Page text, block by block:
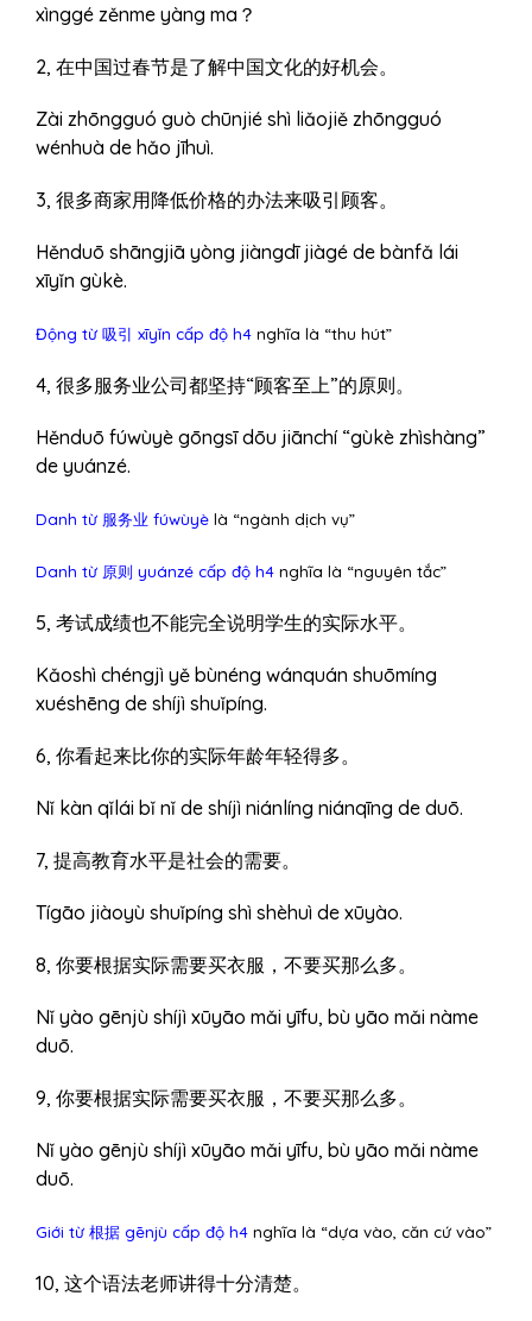
xìnggé zěnme yàng ma？
2, 在中国过春节是了解中国文化的好机会。
Zài zhōngguó guò chūnjié shì liǎojiě zhōngguó
wénhuà de hǎo jīhuì.
3, 很多商家用降低价格的办法来吸引顾客。
Hěnduō shāngjiā yòng jiàngdī jiàgé de bànfǎ lái
xīyǐn gùkè.
Động từ 吸引 xīyǐn cấp độ h4 nghĩa là “thu hút”
4, 很多服务业公司都坚持“顾客至上”的原则。
Hěnduō fúwùyè gōngsī dōu jiānchí “gùkè zhìshàng”
de yuánzé.
Danh từ 服务业 fúwùyè là “ngành dịch vụ”
Danh từ 原则 yuánzé cấp độ h4 nghĩa là “nguyên tắc”
5, 考试成绩也不能完全说明学生的实际水平。
Kǎoshì chéngjì yě bùnéng wánquán shuōmíng
xuéshēng de shíjì shuǐpíng.
6, 你看起来比你的实际年龄年轻得多。
Nǐ kàn qǐlái bǐ nǐ de shíjì niánlíng niánqīng de duō.
7, 提高教育水平是社会的需要。
Tígāo jiàoyù shuǐpíng shì shèhuì de xūyào.
8, 你要根据实际需要买衣服，不要买那么多。
Nǐ yào gēnjù shíjì xūyāo mǎi yīfu, bù yāo mǎi nàme
duō.
9, 你要根据实际需要买衣服，不要买那么多。
Nǐ yào gēnjù shíjì xūyāo mǎi yīfu, bù yāo mǎi nàme
duō.
Giới từ 根据 gēnjù cấp độ h4 nghĩa là “dựa vào, căn cứ vào”
10, 这个语法老师讲得十分清楚。